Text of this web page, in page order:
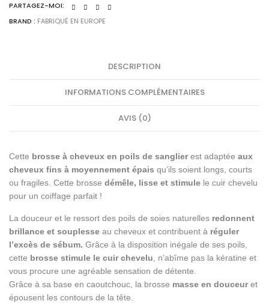
PARTAGEZ-MOI:
BRAND : FABRIQUÉ EN EUROPE
DESCRIPTION
INFORMATIONS COMPLÉMENTAIRES
AVIS (0)
Cette brosse à cheveux en poils de sanglierest adaptée aux
cheveux fins à moyennement épais qu’ils soient longs, courts
ou fragiles. Cette brosse démêle, lisse et stimule le cuir chevelu
pour un coiffage parfait !
La douceur et le ressort des poils de soies naturelles redonnent
brillance et souplesse au cheveux et contribuent à réguler
l’excès de sébum. Grâce à la disposition inégale de ses poils,
cette brosse stimule le cuir chevelu, n’abîme pas la kératine et
vous procure une agréable sensation de détente.
Grâce à sa base en caoutchouc, la brosse masse en douceuret
épousent les contours de la tête.